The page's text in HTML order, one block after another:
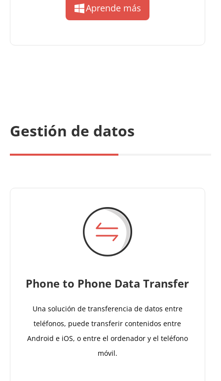
Aprende más
Gestión de datos
Phone to Phone Data Transfer
Una solución de transferencia de datos entre
teléfonos, puede transferir contenidos entre
Android e iOS, o entre el ordenador y el teléfono
móvil.